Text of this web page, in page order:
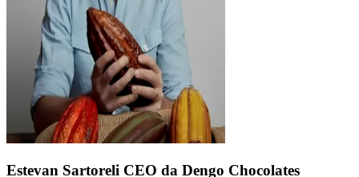
Estevan Sartoreli CEO da Dengo Chocolates